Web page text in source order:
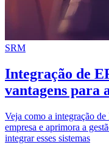
SRM
Integração de
vantagens para
Veja como a integração
empresa e aprimora a
integrar esses sistemas